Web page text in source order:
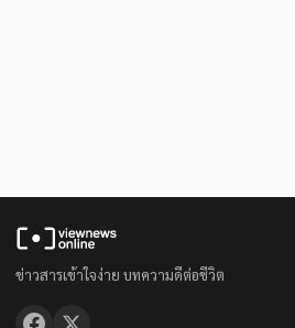
ข่าวสารเข้าใจง่าย บทความดีต่อชีวิต